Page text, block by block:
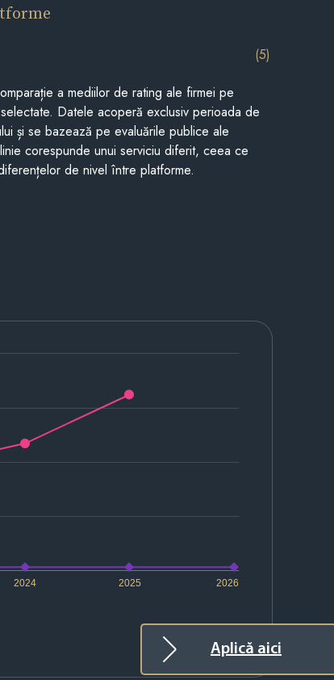
Aplică aici
(5)
a mediilor de rating ale firmei pe
Datele acoperă exclusiv perioada de
și se bazează pe evaluările publice ale
corespunde unui serviciu diferit, ceea ce
de nivel între platforme.
2024 2025 2026